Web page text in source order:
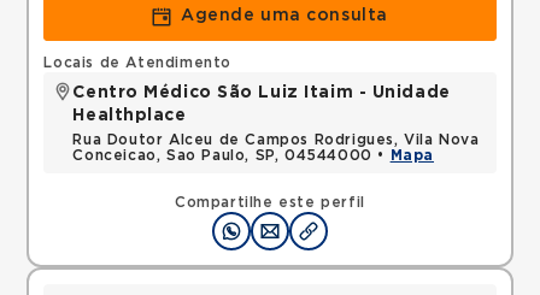
Agende uma consulta
Compartilhe este perfil
Locais de Atendimento
Centro Médico São Luiz Itaim - Unidade
Healthplace
Rua Doutor Alceu de Campos Rodrigues, Vila Nova
Conceicao, Sao Paulo, SP, 04544000 •
Mapa